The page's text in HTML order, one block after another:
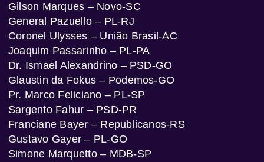
Gilson Marques – Novo-SC
General Pazuello – PL-RJ
Coronel Ulysses – União Brasil-AC
Joaquim Passarinho – PL-PA
Dr. Ismael Alexandrino – PSD-GO
Glaustin da Fokus – Podemos-GO
Pr. Marco Feliciano – PL-SP
Sargento Fahur – PSD-PR
Franciane Bayer – Republicanos-RS
Gustavo Gayer – PL-GO
Simone Marquetto – MDB-SP